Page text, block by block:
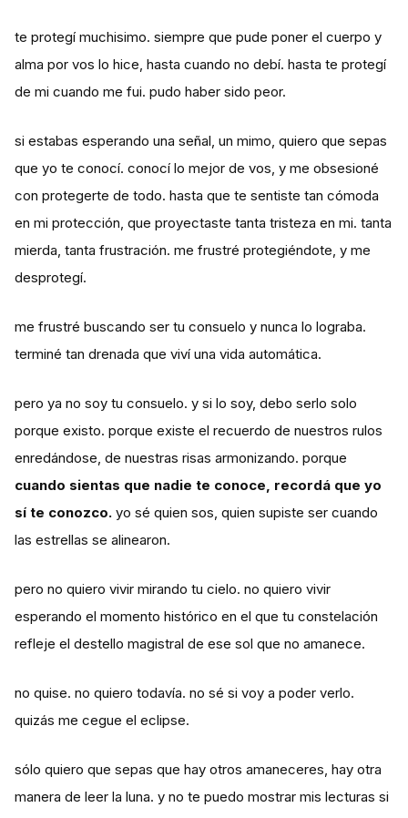
te protegí muchisimo. siempre que pude poner el cuerpo y
alma por vos lo hice, hasta cuando no debí. hasta te protegí
de mi cuando me fui. pudo haber sido peor.
si estabas esperando una señal, un mimo, quiero que sepas
que yo te conocí. conocí lo mejor de vos, y me obsesioné
con protegerte de todo. hasta que te sentiste tan cómoda
en mi protección, que proyectaste tanta tristeza en mi. tanta
mierda, tanta frustración. me frustré protegiéndote, y me
desprotegí.
me frustré buscando ser tu consuelo y nunca lo lograba.
terminé tan drenada que viví una vida automática.
pero ya no soy tu consuelo. y si lo soy, debo serlo solo
porque existo. porque existe el recuerdo de nuestros rulos
enredándose, de nuestras risas armonizando. porque
cuando sientas que nadie te conoce, recordá que yo
sí te conozco. yo sé quien sos, quien supiste ser cuando
las estrellas se alinearon.
pero no quiero vivir mirando tu cielo. no quiero vivir
esperando el momento histórico en el que tu constelación
refleje el destello magistral de ese sol que no amanece.
no quise. no quiero todavía. no sé si voy a poder verlo.
quizás me cegue el eclipse.
sólo quiero que sepas que hay otros amaneceres, hay otra
manera de leer la luna. y no te puedo mostrar mis lecturas si